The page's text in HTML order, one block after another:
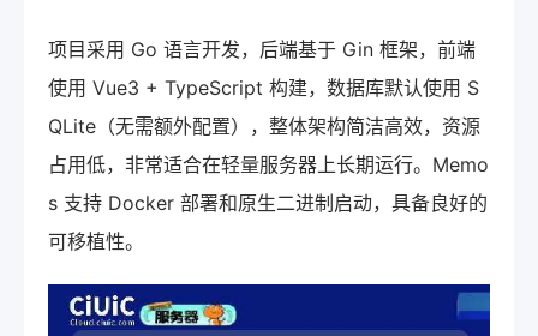
项目采用 Go 语言开发，后端基于 Gin 框架，前端
使用 Vue3 + TypeScript 构建，数据库默认使用 S
QLite（无需额外配置），整体架构简洁高效，资源
占用低，非常适合在轻量服务器上长期运行。Memo
s 支持 Docker 部署和原生二进制启动，具备良好的
可移植性。